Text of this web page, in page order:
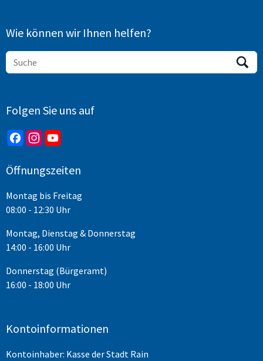
Wie können wir Ihnen helfen?
Folgen Sie uns auf
Öffnungszeiten
Montag bis Freitag
08:00 - 12:30 Uhr
Montag, Dienstag & Donnerstag
14:00 - 16:00 Uhr
Donnerstag (Bürgeramt)
16:00 - 18:00 Uhr
Kontoinformationen
Kontoinhaber: Kasse der Stadt Rain